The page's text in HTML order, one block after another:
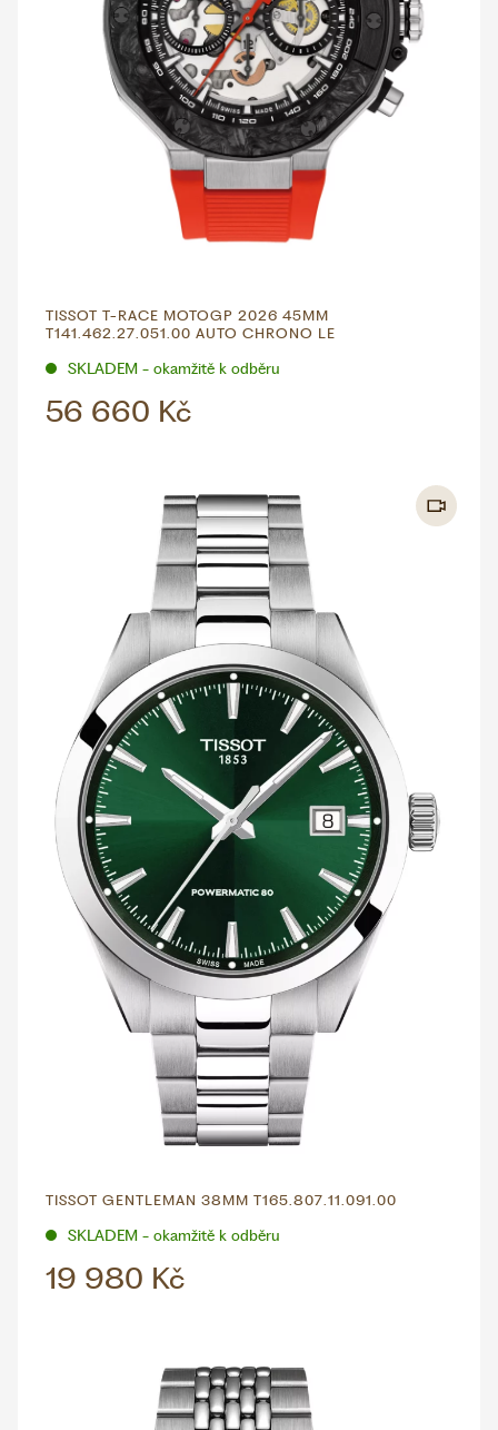
TISSOT T-RACE MOTOGP 2026 45MM
T141.462.27.051.00 AUTO CHRONO LE
SKLADEM - okamžitě k odběru
56 660 Kč
TISSOT GENTLEMAN 38MM T165.807.11.091.00
SKLADEM - okamžitě k odběru
19 980 Kč